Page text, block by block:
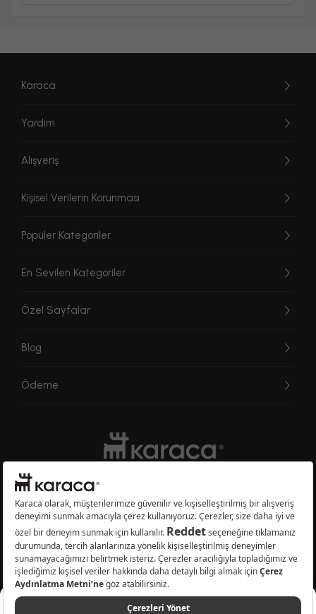
Karaca
Yardım
Alışveriş
Kişisel Verilerin Korunması
Popüler Kategoriler
En Sevilen Kategoriler
Özel Sayfalar
Blog
Ödeme
Websitesinde kullanılan bazı görseller yapay zekâ (AI) ile üretilmiştir.
Karaca.com © 2026 - Karaca Züccaciye A.Ş. Tüm hakları saklıdır.